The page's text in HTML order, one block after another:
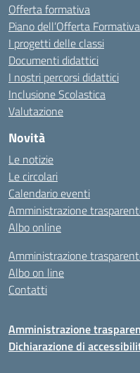
Offerta formativa
Piano dell’Offerta Formativa
I progetti delle classi
Documenti didattici
I nostri percorsi didattici
Inclusione Scolastica
Valutazione
Novità
Le notizie
Le circolari
Calendario eventi
Amministrazione
Albo online
Amministrazione
Albo on line
Contatti
Amministrazione
Dichiarazione di